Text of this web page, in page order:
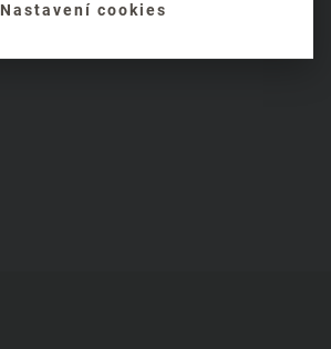
Nastavení cookies